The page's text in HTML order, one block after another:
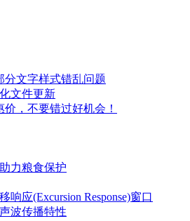
分文字样式错乱问题
文件更新
，不要错过好机会！
力粮食保护
响应(Excursion Response)窗口
波传播特性